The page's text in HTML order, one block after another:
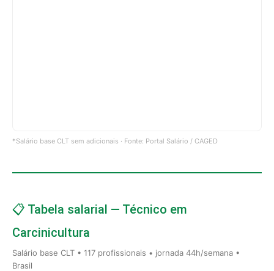
*Salário base CLT sem adicionais · Fonte: Portal Salário / CAGED
📋 Tabela salarial — Técnico em
Carcinicultura
Salário base CLT • 117 profissionais • jornada 44h/semana •
Brasil